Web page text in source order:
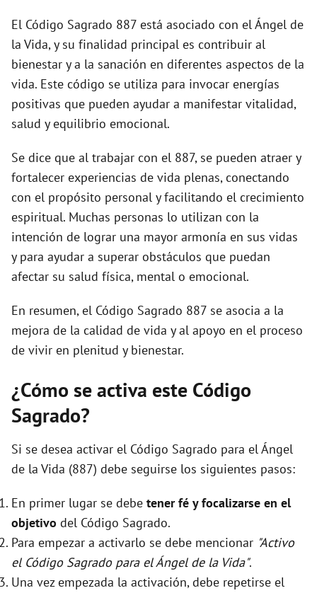
e
o
El Código Sagrado 887 está asociado con el Ángel de
la Vida, y su finalidad principal es contribuir al
bienestar y a la sanación en diferentes aspectos de la
vida. Este código se utiliza para invocar energías
positivas que pueden ayudar a manifestar vitalidad,
salud y equilibrio emocional.
Se dice que al trabajar con el 887, se pueden atraer y
fortalecer experiencias de vida plenas, conectando
con el propósito personal y facilitando el crecimiento
espiritual. Muchas personas lo utilizan con la
intención de lograr una mayor armonía en sus vidas
y para ayudar a superar obstáculos que puedan
afectar su salud física, mental o emocional.
En resumen, el Código Sagrado 887 se asocia a la
mejora de la calidad de vida y al apoyo en el proceso
de vivir en plenitud y bienestar.
¿Cómo se activa este Código
Sagrado?
Si se desea activar el Código Sagrado para el Ángel
de la Vida (887) debe seguirse los siguientes pasos:
En primer lugar se debe tener fé y focalizarse en el
objetivo del Código Sagrado.
Para empezar a activarlo se debe mencionar "Activo
el Código Sagrado para el Ángel de la Vida".
Una vez empezada la activación, debe repetirse el